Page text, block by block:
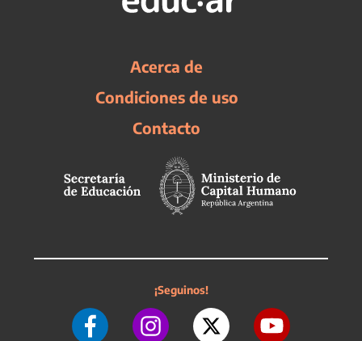
Acerca de
Condiciones de uso
Contacto
¡Seguinos!